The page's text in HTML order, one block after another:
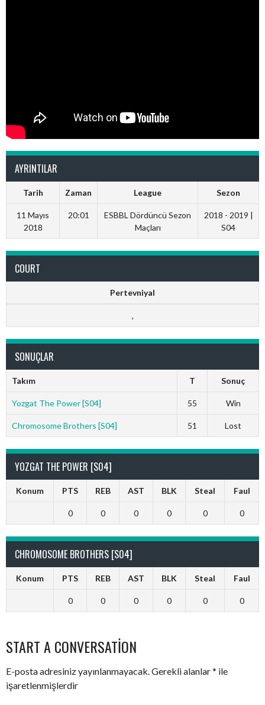
AYRINTILAR
Tarih Zaman League Sezon
11 Mayıs
2018
20:01
ESBBL Dördüncü Sezon
Maçları
2018 - 2019 |
S04
COURT
Pertevniyal
,
SONUÇLAR
Takım T Sonuç
Yozgat The Power [S04] 55 Win
Chromosome Brothers [S04] 51 Lost
YOZGAT THE POWER [S04]
Konum PTS REB AST BLK Steal Faul
0 0 0 0 0 0
CHROMOSOME BROTHERS [S04]
Konum PTS REB AST BLK Steal Faul
0 0 0 0 0 0
START A CONVERSATION
E-posta adresiniz yayınlanmayacak.Gerekli alanlar* ile
işaretlenmişlerdir